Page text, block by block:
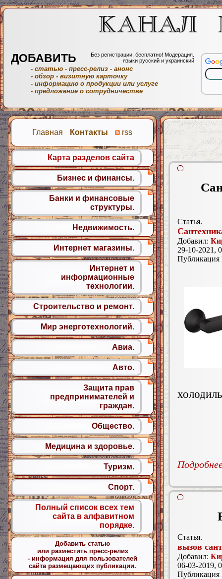
Статья.
Добавил:
29-10-2021,
Статья.
вызов
Добавил:
06-03-2019,
Главная Контакты rss
Карта разделов сайта
Бизнес и финансы.
Банки и финансовые
структуры.
Недвижимость.
Интернет магазины.
Интернет и
информационные
технологии.
Строительство и ремонт.
Мир энерготехнологий.
Авиа.
Авто.
Защита прав
предпринимателей и
граждан.
Общество.
Медицина и здоровье.
Туризм.
Спорт.
Полный список всех тем
сайта в алфавитном
порядке.
Добавить статью
или разместить пресс-релиз
- информация для пользователей
сайта размещающих публикации.
ДОБАВИТЬ
Без регистрации, бесплатно! Модерация.
языки русский и украинский
- статью - пресс-релиз - анонс
- обзор - визитную карточку
- информацию о продукции или услуге
- предложение о сотрудничестве